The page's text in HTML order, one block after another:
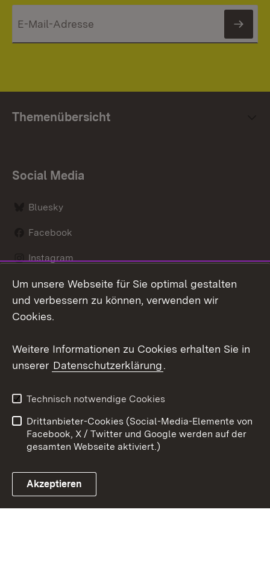
Themenübersicht
Social Media
Bluesky
Facebook
Instagram
LinkedIn
Link zum Landesportal
Datenschutz
Barrierefreiheit
Impressum
Cookies
Um unsere Webseite für Sie optimal gestalten
und verbessern zu können, verwenden wir
Cookies.
Weitere Informationen zu Cookies erhalten Sie in
unserer Datenschutzerklärung.
Technisch notwendige Cookies
Drittanbieter-Cookies (Social-Media-Elemente von
Facebook, X / Twitter und Google werden auf der
gesamten Webseite aktiviert.)
Akzeptieren